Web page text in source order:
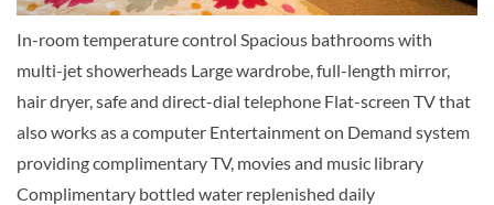
French Balcony & Outside Balcony-[BB]
Cello Deck
Balkonkabine
In-room temperature control Spacious bathrooms with
multi-jet showerheads Large wardrobe, full-length mirror,
hair dryer, safe and direct-dial telephone Flat-screen TV that
also works as a computer Entertainment on Demand system
providing complimentary TV, movies and music library
Complimentary bottled water replenished daily